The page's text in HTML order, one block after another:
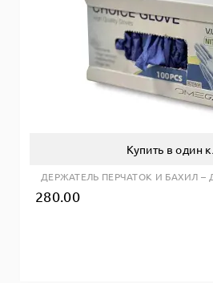
Купить в один
ДЕРЖАТЕЛЬ ПЕРЧАТОК И БАХИЛ –
280.00